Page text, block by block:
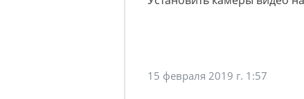
15 февраля 2019 г. 1:57